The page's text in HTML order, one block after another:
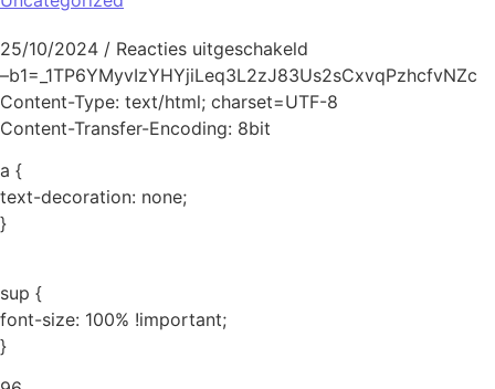
25/10/2024 / Reacties uitgeschakeld
–b1=_1TP6YMyvIzYHYjiLeq3L2zJ83Us2sCxvqPzhcfvNZc
Content-Type: text/html; charset=UTF-8
Content-Transfer-Encoding: 8bit
a {
text-decoration: none;
}
sup {
font-size: 100% !important;
}